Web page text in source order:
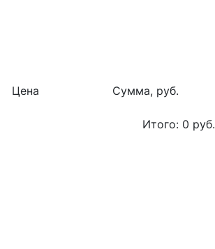
Цена Сумма, руб.
Итого: 0 руб.